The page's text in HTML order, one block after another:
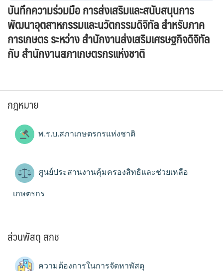
บันทึกความร่วมมือ การส่งเสริมและสนับสนุนการ
พัฒนาอุตสาหกรรมและนวัตกรรมดิจิทัล สำหรับภาค
การเกษตร ระหว่าง สำนักงานส่งเสริมเศรษฐกิจดิจิทัล
กับ สำนักงานสภาเกษตรกรแห่งชาติ
กฎหมาย
พ.ร.บ.สภาเกษตรกรแห่งชาติ
ศูนย์ประสานงานคุ้มครองสิทธิและช่วยเหลือ
เกษตรกร
ส่วนพัสดุ สกช
ความต้องการในการจัดหาพัสดุ